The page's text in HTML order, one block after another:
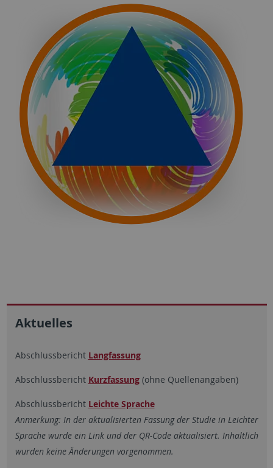
Aktuelles
Abschlussbericht Langfassung
Abschlussbericht Kurzfassung(ohne Quellenangaben)
Abschlussbericht Leichte Sprache
Anmerkung: In der aktualisierten Fassung der Studie in Leichter
Sprache wurde ein Link und der QR-Code aktualisiert. Inhaltlich
wurden keine Änderungen vorgenommen.